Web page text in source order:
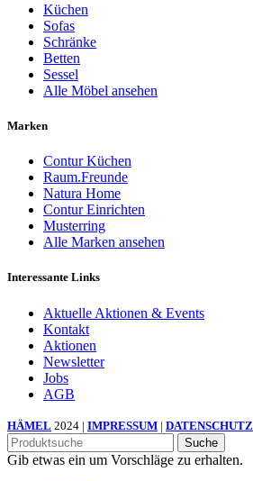
Küchen
Sofas
Schränke
Betten
Sessel
Alle Möbel ansehen
Marken
Contur Küchen
Raum.Freunde
Natura Home
Contur Einrichten
Musterring
Alle Marken ansehen
Interessante Links
Aktuelle Aktionen & Events
Kontakt
Aktionen
Newsletter
Jobs
AGB
HÄMEL 2024 | IMPRESSUM | DATENSCHUTZ
Suche
Gib etwas ein um Vorschläge zu erhalten.